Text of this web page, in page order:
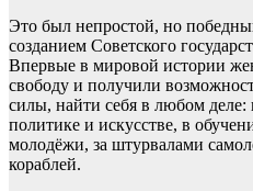
Это был непростой, но
созданием Советского
Впервые в мировой истории
свободу и получили
силы, найти себя в любом деле:
политике и искусстве, в
молодёжи, за штурвалами
кораблей.